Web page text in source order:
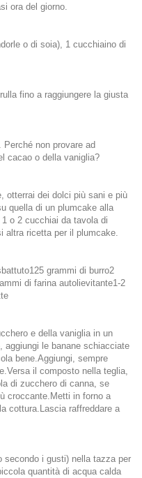
ora del giorno.
o di soia), 1 cucchiaino di
fino a raggiungere la giusta
non provare ad
cacao o della vaniglia?
otterrai dei dolci più sani e più
quella di un plumcake alla
1 o 2 cucchiai da tavola di
altra ricetta per il plumcake.
grammi di burro2
di farina autolievitante1-2
e della vaniglia in un
aggiungi le banane schiacciate
bene.Aggiungi, sempre
il composto nella teglia,
di zucchero di canna, se
croccante.Metti in forno a
cottura.Lascia raffreddare a
secondo i gusti) nella tazza per
quantità di acqua calda